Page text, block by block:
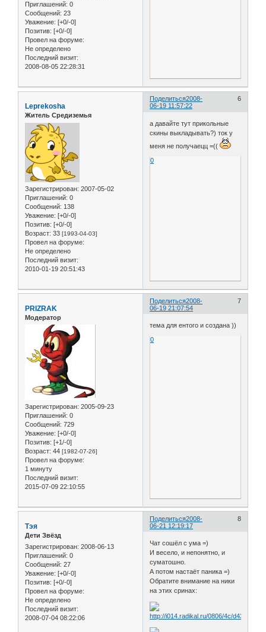
Приглашений: 0
Сообщений: 23
Уважение: [+0/-0]
Позитив: [+0/-0]
Провел на форуме:
Не определено
Последний визит:
2008-08-05 22:28:31
Поделиться 6
2008-
06-19 11:57:22
Leprekosha
Житель Средиземья
Зарегистрирован: 2007-05-02
Приглашений: 0
Сообщений: 138
Уважение: [+0/-0]
Позитив: [+0/-0]
Возраст: 33 [1993-04-03]
Провел на форуме:
Не определено
Последний визит:
2010-01-19 20:51:43
а давайте тут прикольные
скины выкладывать?) ток у
меня не получаецц =((
0
Поделиться 7
2008-
06-19 21:07:54
PRIZRAK
Модератор
Зарегистрирован: 2005-09-23
Приглашений: 0
Сообщений: 729
Уважение: [+0/-0]
Позитив: [+1/-0]
Возраст: 44 [1982-07-26]
Провел на форуме:
1 минуту
Последний визит:
2015-07-09 22:10:55
тема для ентого и создана ))
0
Поделиться 8
2008-
06-21 12:19:17
Тэя
Дети Звёзд
Зарегистрирован: 2008-06-13
Приглашений: 0
Сообщений: 27
Уважение: [+0/-0]
Позитив: [+0/-0]
Провел на форуме:
Не определено
Последний визит:
2008-07-04 08:22:06
Чат сошёл с ума =)
И весело, и непонятно, и
суматошно.
А потом настаёт паника =)
Обратите внимание на ники
на этих сринах: